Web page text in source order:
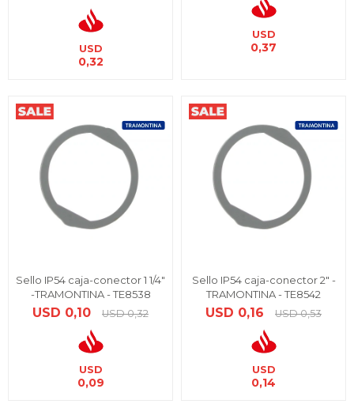
USD
0,32
USD
0,37
Sello IP54 caja-conector 1 1/4"
-TRAMONTINA - TE8538
USD 0,10 USD 0,32
USD
0,09
Sello IP54 caja-conector 2" -
TRAMONTINA - TE8542
USD 0,16 USD 0,53
USD
0,14